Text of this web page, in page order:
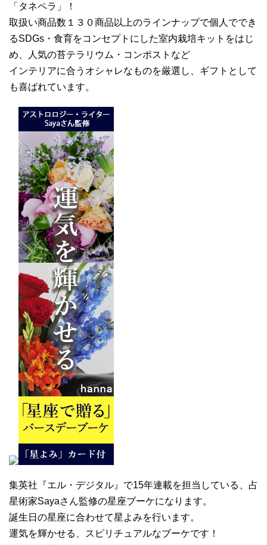
「タネペラ」！
取扱い商品数１３０商品以上のラインナップで個人ででき
るSDGs・食育をコンセプトにした室内栽培キットをはじ
め、人気の苔テラリウム・コンポストなど
インテリアに合うオシャレなものを厳選し、ギフトとして
も喜ばれています。
集英社『エル・デジタル』で15年連載を担当している、占
星術家Sayaさん監修の星座ブーケになります。
誕生日の星座に合わせて星よみを行います。
運気を輝かせる、スピリチュアルなブーケです！